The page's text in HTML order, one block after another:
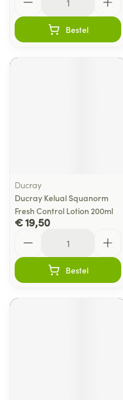
Bestel
Ducray
Ducray Kelual Squanorm
Fresh Control Lotion 200ml
€ 19,50
Bestel